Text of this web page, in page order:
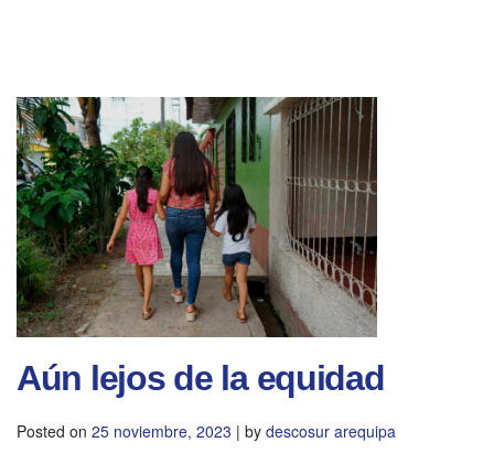
Aún lejos de la equidad
Posted on 25 noviembre, 2023 | by descosur arequipa